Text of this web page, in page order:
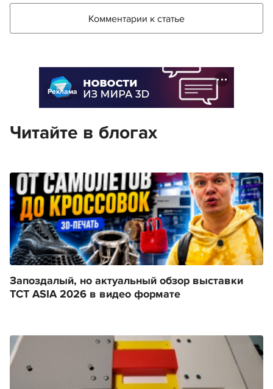
Комментарии к статье
Реклама
Читайте в блогах
Запоздалый, но актуальный обзор выставки
TCT ASIA 2026 в видео формате